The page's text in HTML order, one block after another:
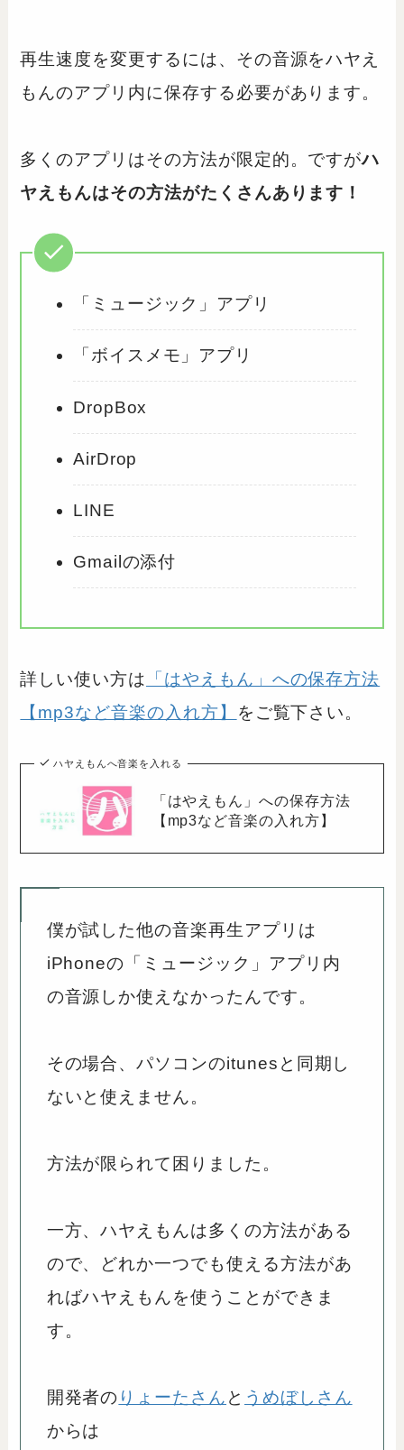
再生速度を変更するには、その音源をハヤえ
もんのアプリ内に保存する必要があります。
多くのアプリはその方法が限定的。ですがハ
ヤえもんはその方法がたくさんあります！
「ミュージック」アプリ
「ボイスメモ」アプリ
DropBox
AirDrop
LINE
Gmailの添付
詳しい使い方は 「はやえもん」への保存方法
【mp3など音楽の入れ方】
をご覧下さい。
ハヤえもんへ音楽を入れる
「はやえもん」への保存方法
【mp3など音楽の入れ方】
僕が試した他の音楽再生アプリは
iPhoneの「ミュージック」アプリ内
の音源しか使えなかったんです。
その場合、パソコンのitunesと同期し
ないと使えません。
方法が限られて困りました。
一方、ハヤえもんは多くの方法がある
ので、どれか一つでも使える方法があ
ればハヤえもんを使うことができま
す。
開発者の りょーたさん と うめぼしさん
からは